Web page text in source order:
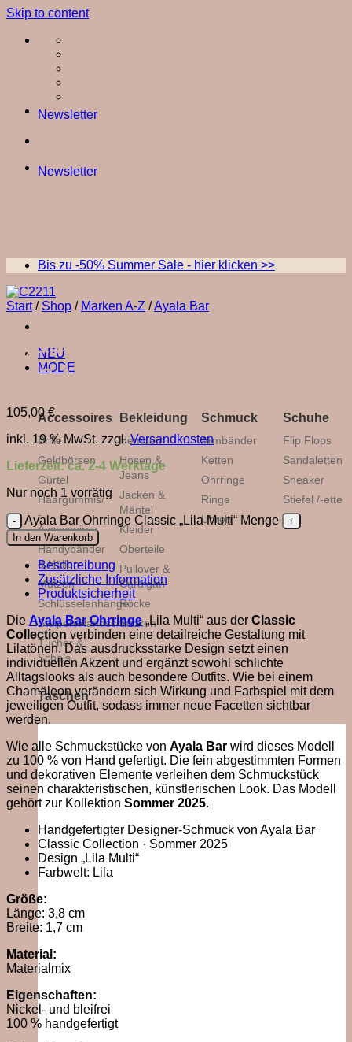
Skip to content
Newsletter
Newsletter
NEU
MODE
Accessoires
Brille
Geldbörsen
Gürtel
Haargummis/
-
Accessoires
Handybänder
& Hüllen
Mützen
Schlüsselanhänger
Stulpen/Handschuhe
Tücher &
Schals
Bekleidung
Hemden
Hosen &
Jeans
Jacken &
Mäntel
Kleider
Oberteile
Pullover &
Cardigan
Röcke
Socken
Schmuck
Armbänder
Ketten
Ohrringe
Ringe
Uhren
Schuhe
Flip Flops
Sandaletten
Sneaker
Stiefel /-ette
Taschen
Bis zu -50% Summer Sale - hier klicken >>
Start / Shop / Marken A-Z /Ayala Bar
Ayala Bar Ohrringe Classic
„Lila Multi“
105,00 €
inkl. 19 % MwSt. zzgl.Versandkosten
Lieferzeit:ca. 2-4 Werktage
Nur noch 1 vorrätig
Ayala Bar Ohrringe Classic „Lila Multi“ Menge
In den Warenkorb
Beschreibung
Zusätzliche Information
Produktsicherheit
Die Ayala Bar Ohrringe„Lila Multi“ aus der Classic
Collection verbinden eine detailreiche Gestaltung mit
Lilatönen. Das ausdrucksstarke Design setzt einen
individuellen Akzent und ergänzt sowohl schlichte
Alltagslooks als auch besondere Outfits. Wie bei einem
Chamäleon verändern sich Wirkung und Farbspiel mit dem
jeweiligen Outfit, sodass immer neue Facetten sichtbar
werden.
Wie alle Schmuckstücke von Ayala Bar wird dieses Modell
zu 100 % von Hand gefertigt. Die fein abgestimmten Formen
und dekorativen Elemente verleihen dem Schmuckstück
seinen charakteristischen, künstlerischen Look. Das Modell
gehört zur Kollektion Sommer 2025.
Handgefertigter Designer-Schmuck von Ayala Bar
Classic Collection · Sommer 2025
Design „Lila Multi“
Farbwelt: Lila
Größe:
Länge: 3,8 cm
Breite: 1,7 cm
Material:
Materialmix
Eigenschaften:
Nickel- und bleifrei
100 % handgefertigt